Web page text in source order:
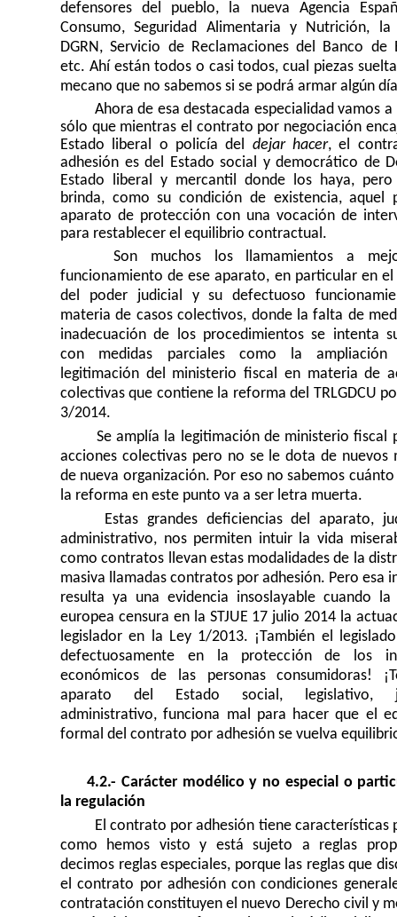
defensores del pueblo, la nueva Agencia
Consumo, Seguridad Alimentaria y Nutrición, la
DGRN, Servicio de Reclamaciones del Banco de
etc. Ahí están todos o casi todos, cual piezas
mecano que no sabemos si se podrá armar algún
Ahora de esa destacada especialidad vamos
sólo que mientras el contrato por negociación
Estado liberal o policía del dejar hacer, el
adhesión es del Estado social y democrático de
Estado liberal y mercantil donde los haya,
brinda, como su condición de existencia, aquel
aparato de protección con una vocación de
para restablecer el equilibrio contractual.
Son muchos los llamamientos a
funcionamiento de ese aparato, en particular en
del poder judicial y su defectuoso
materia de casos colectivos, donde la falta de
inadecuación de los procedimientos se intenta
con medidas parciales como la
legitimación del ministerio fiscal en materia de
colectivas que contiene la reforma del TRLGDCU
3/2014.
Se amplía la legitimación de ministerio fiscal
acciones colectivas pero no se le dota de nuevos
de nueva organización. Por eso no sabemos
la reforma en este punto va a ser letra muerta.
Estas grandes deficiencias del aparato,
administrativo, nos permiten intuir la vida
como contratos llevan estas modalidades de la
masiva llamadas contratos por adhesión. Pero esa
resulta ya una evidencia insoslayable cuando la
europea censura en la STJUE 17 julio 2014 la
legislador en la Ley 1/2013. ¡También el
defectuosamente en la protección de los
económicos de las personas consumidoras!
aparato del Estado social, legislativo,
administrativo, funciona mal para hacer que el
formal del contrato por adhesión se vuelva
4.2.- Carácter modélico y no especial o
la regulación
El contrato por adhesión tiene características
como hemos visto y está sujeto a reglas
decimos reglas especiales, porque las reglas que
el contrato por adhesión con condiciones
contratación constituyen el nuevo Derecho civil y